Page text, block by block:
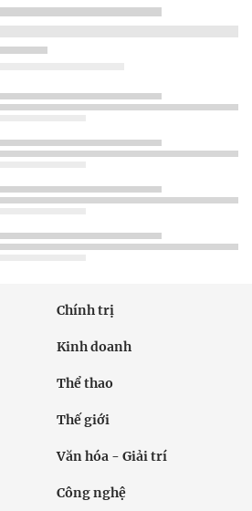
Chính trị
Kinh doanh
Thể thao
Thế giới
Văn hóa - Giải trí
Công nghệ